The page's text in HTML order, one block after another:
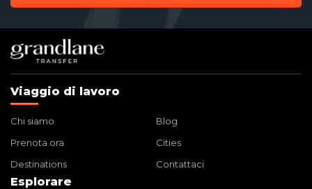
Viaggio di lavoro
Chi siamo
Blog
Prenota ora
Cities
Destinations
Contattaci
Esplorare